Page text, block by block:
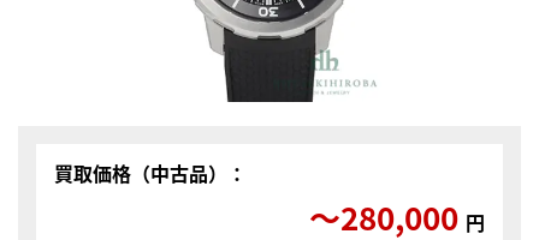
買取価格（中古品）：
〜280,000 円